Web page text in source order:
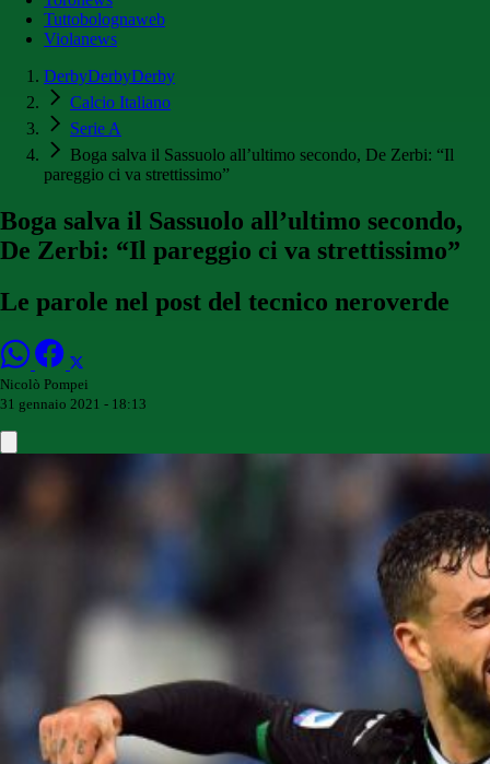
Tuttobolognaweb
Violanews
DerbyDerbyDerby
Calcio Italiano
Serie A
Boga salva il Sassuolo all’ultimo secondo, De Zerbi: “Il
pareggio ci va strettissimo”
Boga salva il Sassuolo all’ultimo secondo,
De Zerbi: “Il pareggio ci va strettissimo”
Le parole nel post del tecnico neroverde
Nicolò Pompei
31 gennaio 2021 - 18:13